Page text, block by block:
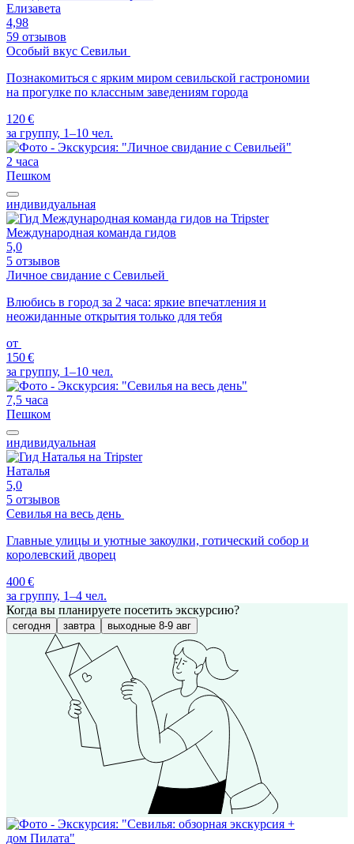
Елизавета
4,98
59 отзывов
Особый вкус Севильи
Познакомиться с ярким миром севильской гастрономии
на прогулке по классным заведениям города
120 €
за группу, 1–10 чел.
2 часа
Пешком
индивидуальная
Международная команда гидов
5,0
5 отзывов
Личное свидание с Севильей
Влюбись в город за 2 часа: яркие впечатления и
неожиданные открытия только для тебя
от
150 €
за группу, 1–10 чел.
7,5 часа
Пешком
индивидуальная
Наталья
5,0
5 отзывов
Севилья на весь день
Главные улицы и уютные закоулки, готический собор и
королевский дворец
400 €
за группу, 1–4 чел.
Когда вы планируете посетить экскурсию?
сегодня завтра выходные 8-9 авг